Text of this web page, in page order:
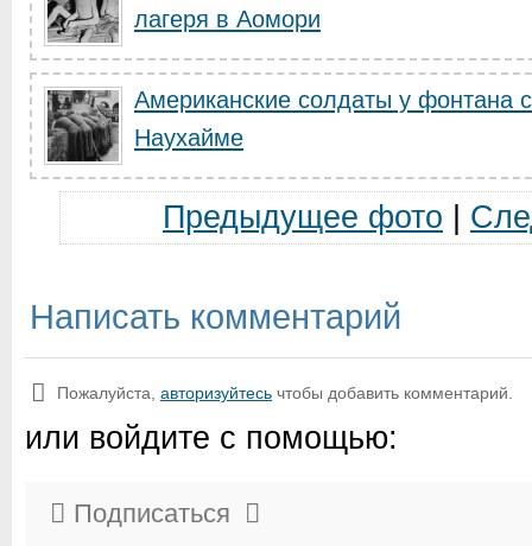
лагеря в Аомори
Американские солдаты у фонтана
Наухайме
Предыдущее фото
Написать комментарий
Пожалуйста, авторизуйтесь чтобы добавить комментарий.
или войдите с помощью:
Подписаться